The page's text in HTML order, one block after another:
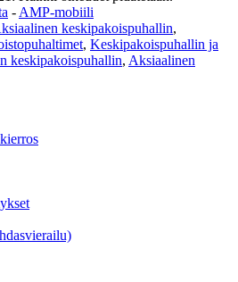
- AMP-mobiili
keskipakoispuhallin,
, Keskipakoispuhallin ja
keskipakoispuhallin, Aksiaalinen